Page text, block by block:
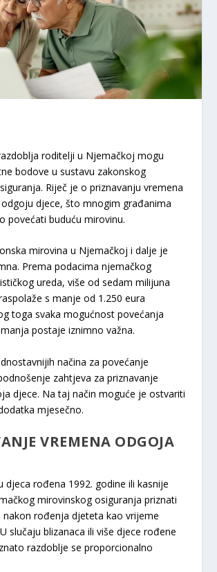
roditelji u Njemačkoj mogu
bodove u sustavu zakonskog
Riječ je o priznavanju vremena
djece, što mnogim građanima
povećati buduću mirovinu.
mirovina u Njemačkoj i dalje je
Prema podacima njemačkog
ureda, više od sedam milijuna
s manje od 1.250 eura
toga svaka mogućnost povećanja
postaje iznimno važna.
načina za povećanje
zahtjeva za priznavanje
djece. Na taj način moguće je ostvariti
mjesečno.
VREMENA ODGOJA
djeca rođena 1992. godine ili kasnije
mirovinskog osiguranja priznati
nakon rođenja djeteta kao vrijeme
slučaju blizanaca ili više djece rođene
razdoblje se proporcionalno